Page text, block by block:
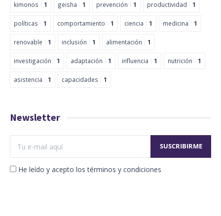
kimonos 1 geisha 1 prevención 1 productividad 1
políticas 1 comportamiento 1 ciencia 1 medicina 1
renovable 1 inclusión 1 alimentación 1
investigación 1 adaptación 1 influencia 1 nutrición 1
asistencia 1 capacidades 1
Newsletter
He leído y acepto los términos y condiciones